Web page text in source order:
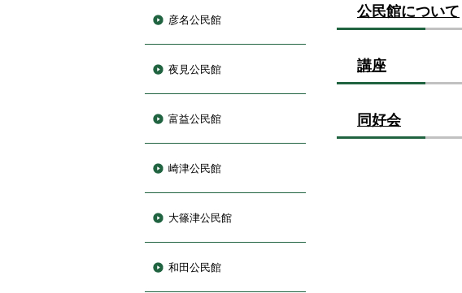
彦名公民館
夜見公民館
富益公民館
崎津公民館
大篠津公民館
和田公民館
公民館について
講座
同好会